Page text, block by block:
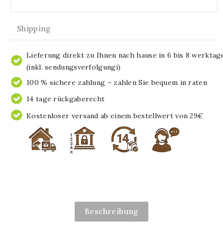
Shipping
Lieferung direkt zu Ihnen nach hause in 6 bis 8
(inkl. sendungsverfolgungi)
100 % sichere zahlung – zahlen Sie bequem in raten
14 tage rückgaberecht
Kostenloser versand ab einem bestellwert von 29€
Beschreibung